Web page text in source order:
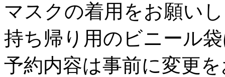
マスクの着用をお願い
持ち帰り用のビニール
予約内容は事前に変更